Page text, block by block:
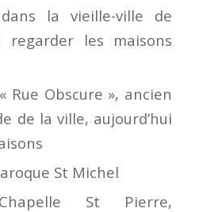
la vieille-ville de
regarder les maisons
Rue Obscure », ancien
de la ville, aujourd’hui
St Michel
St Pierre,